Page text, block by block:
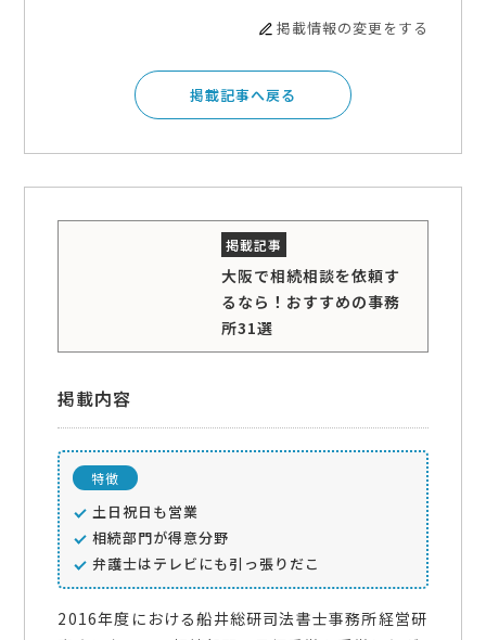
掲載情報の変更をする
掲載記事へ戻る
大阪で相続相談を依頼す
るなら！おすすめの事務
所31選
掲載内容
特徴
土日祝日も営業
相続部門が得意分野
弁護士はテレビにも引っ張りだこ
2016年度における船井総研司法書士事務所経営研